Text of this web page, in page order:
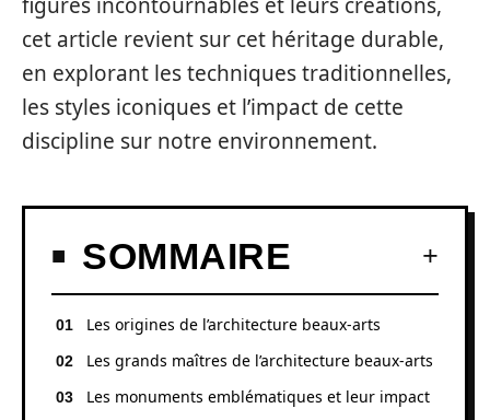
cet article revient sur cet héritage durable,
en explorant les techniques traditionnelles,
les styles iconiques et l’impact de cette
discipline sur notre environnement.
SOMMAIRE
Les origines de l’architecture beaux-arts
Les grands maîtres de l’architecture beaux-arts
Les monuments emblématiques et leur impact